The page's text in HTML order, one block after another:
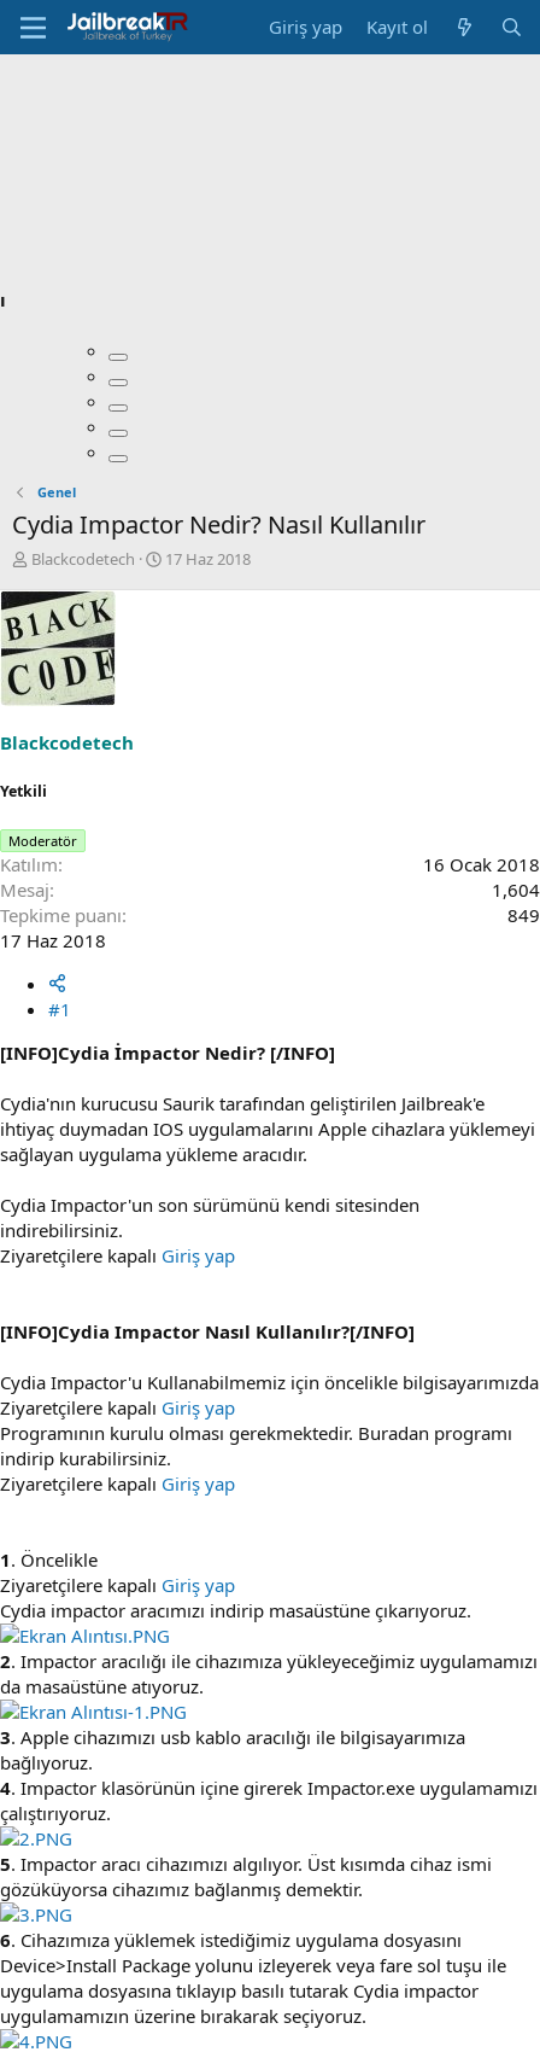
Giriş yap Kayıt ol
Genel
Cydia Impactor Nedir? Nasıl Kullanılır
K
n
u
S
h
i
i
Blackcodetech
B17 Haz 2018
Blackcodetech
Yetkili
Moderatör
Katılım
16 Ocak 2018
Mesaj
1,604
Tepkime puanı
849
17 Haz 2018
#1
[INFO]Cydia İmpactor Nedir? [/INFO]
Cydia'nın kurucusu Saurik tarafından geliştirilen Jailbreak'e
ihtiyaç duymadan IOS uygulamalarını Apple cihazlara yüklemeyi
sağlayan uygulama yükleme aracıdır.
Cydia Impactor'un son sürümünü kendi sitesinden
indirebilirsiniz.
Ziyaretçilere kapalı Giriş yap
[INFO]Cydia Impactor Nasıl Kullanılır?[/INFO]
Cydia Impactor'u Kullanabilmemiz için öncelikle bilgisayarımızda
Ziyaretçilere kapalı Giriş yap
Programının kurulu olması gerekmektedir. Buradan programı
indirip kurabilirsiniz.
Ziyaretçilere kapalı Giriş yap
1. Öncelikle
Ziyaretçilere kapalı Giriş yap
Cydia impactor aracımızı indirip masaüstüne çıkarıyoruz.
2. Impactor aracılığı ile cihazımıza yükleyeceğimiz uygulamamızı
da masaüstüne atıyoruz.
3. Apple cihazımızı usb kablo aracılığı ile bilgisayarımıza
bağlıyoruz.
4. Impactor klasörünün içine girerek Impactor.exe uygulamamızı
çalıştırıyoruz.
5. Impactor aracı cihazımızı algılıyor. Üst kısımda cihaz ismi
gözüküyorsa cihazımız bağlanmış demektir.
6. Cihazımıza yüklemek istediğimiz uygulama dosyasını
Device>Install Package yolunu izleyerek veya fare sol tuşu ile
uygulama dosyasına tıklayıp basılı tutarak Cydia impactor
uygulamamızın üzerine bırakarak seçiyoruz.